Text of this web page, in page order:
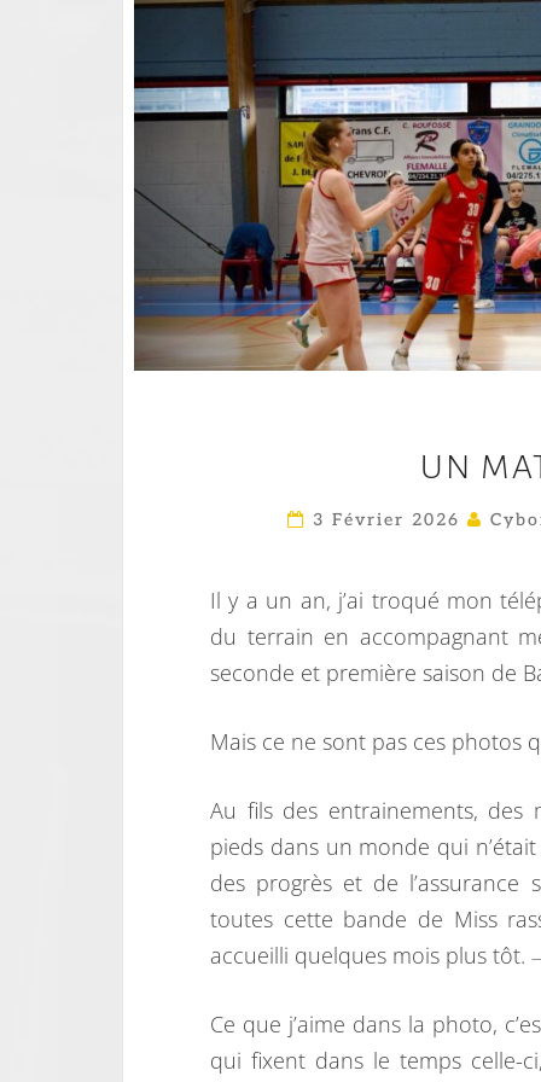
UN
3 Février 2026
Il y a un an, j’ai troqué mon
du terrain en accompagnant
seconde et première saison de
Mais ce ne sont pas ces photos
Au fils des entrainements, des
pieds dans un monde qui
des progrès et de
toutes cette bande de Miss
accueilli quelques mois plus tôt.
Ce que j’aime dans la photo,
qui fixent dans le temps celle-